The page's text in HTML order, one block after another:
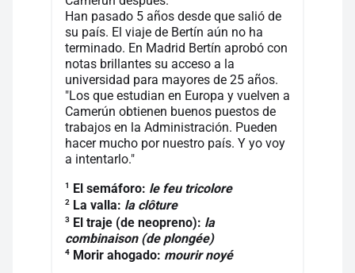
Han pasado 5 años desde que salió de
su país. El viaje de Bertín aún no ha
terminado. En Madrid Bertín aprobó con
notas brillantes su acceso a la
universidad para mayores de 25 años.
"Los que estudian en Europa y vuelven a
Camerún obtienen buenos puestos de
trabajos en la Administración. Pueden
hacer mucho por nuestro país. Y yo voy
a intentarlo."
1 El semáforo: le feu tricolore
2 La valla: la clôture
3 El traje (de neopreno): la
combinaison (de plongée)
4 Morir ahogado: mourir noyé